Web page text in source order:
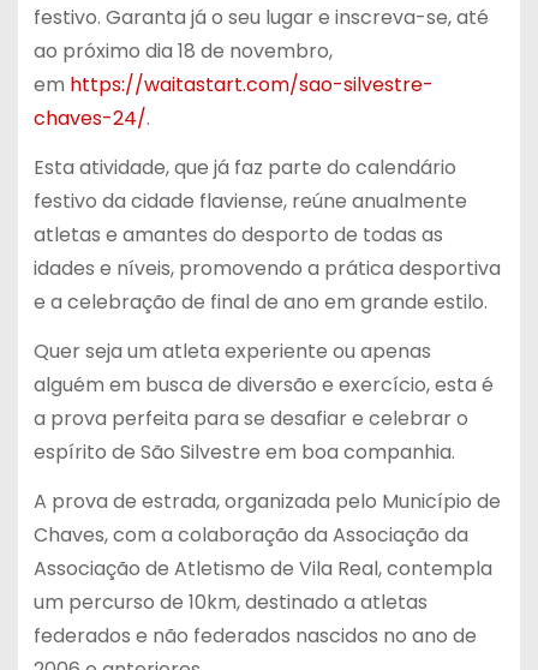
festivo. Garanta já o seu lugar e inscreva-se, até
ao próximo dia 18 de novembro,
em https://waitastart.com/sao-silvestre-
chaves-24/.
Esta atividade, que já faz parte do calendário
festivo da cidade flaviense, reúne anualmente
atletas e amantes do desporto de todas as
idades e níveis, promovendo a prática desportiva
e a celebração de final de ano em grande estilo.
Quer seja um atleta experiente ou apenas
alguém em busca de diversão e exercício, esta é
a prova perfeita para se desafiar e celebrar o
espírito de São Silvestre em boa companhia.
A prova de estrada, organizada pelo Município de
Chaves, com a colaboração da Associação da
Associação de Atletismo de Vila Real, contempla
um percurso de 10km, destinado a atletas
federados e não federados nascidos no ano de